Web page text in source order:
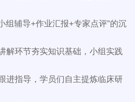
组辅导+作业汇报+专家点评”的沉
解环节夯实知识基础，小组实践
进指导，学员们自主提炼临床研